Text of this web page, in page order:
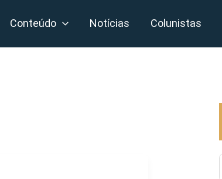
Conteúdo Notícias Colunistas